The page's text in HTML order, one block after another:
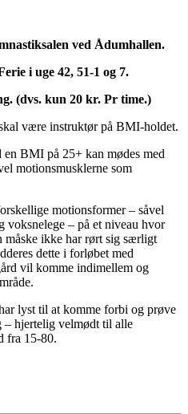
ved Ådumhallen.
i uge 42, 51-1 og 7.
(dvs. kun 20 kr. Pr time.)
være instruktør på BMI-holdet.
BMI på 25+ kan mødes med
motionsmusklerne som
motionsformer – såvel
voksnelege – på et niveau hvor
måske ikke har rørt sig særligt
dette i forløbet med
vil komme indimellem og
lyst til at komme forbi og prøve
– hjertelig velmødt til alle
fra 15-80.